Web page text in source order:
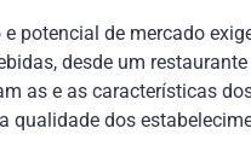
potencial de mercado
desde um
as e as características
qualidade dos